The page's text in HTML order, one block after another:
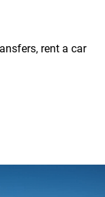
rent a car